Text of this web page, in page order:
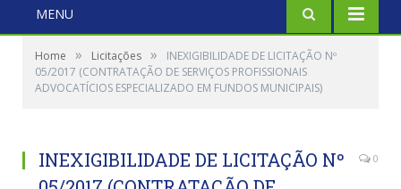
MENU
Home » Licitações »
INEXIGIBILIDADE DE LICITAÇÃO Nº
05/2017 (CONTRATAÇÃO DE SERVIÇOS PROFISSIONAIS
ADVOCATÍCIOS ESPECIALIZADO EM FUNDOS MUNICIPAIS)
INEXIGIBILIDADE DE LICITAÇÃO Nº
0